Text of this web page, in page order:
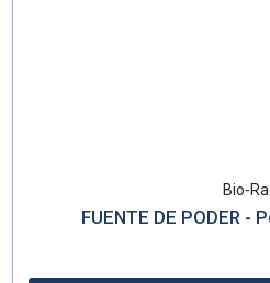
Bio-
FUENTE DE PODER -